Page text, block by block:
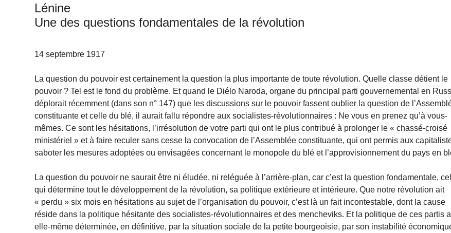
Lénine
Une des questions fondamentales de la révolution
14 septembre 1917
La question du pouvoir est certainement la question la plus importante de toute révolution. Quelle classe détient le
pouvoir ? Tel est le fond du problème. Et quand le Diélo Naroda, organe du principal parti gouvernemental en
déplorait récemment (dans son n° 147) que les discussions sur le pouvoir fassent oublier la question de
constituante et celle du blé, il aurait fallu répondre aux socialistes-révolutionnaires : Ne vous en prenez qu’à vous-
mêmes. Ce sont les hésitations, l’irrésolution de votre parti qui ont le plus contribué à prolonger le « chassé-croisé
ministériel » et à faire reculer sans cesse la convocation de l’Assemblée constituante, qui ont permis aux
saboter les mesures adoptées ou envisagées concernant le monopole du blé et l’approvisionnement du pays en
La question du pouvoir ne saurait être ni éludée, ni reléguée à l’arrière-plan, car c’est la question fondamentale,
qui détermine tout le développement de la révolution, sa politique extérieure et intérieure. Que notre révolution ait
« perdu » six mois en hésitations au sujet de l’organisation du pouvoir, c’est là un fait incontestable, dont la cause
réside dans la politique hésitante des socialistes-révolutionnaires et des mencheviks. Et la politique de ces partis
elle-même déterminée, en définitive, par la situation sociale de la petite bourgeoisie, par son instabilité